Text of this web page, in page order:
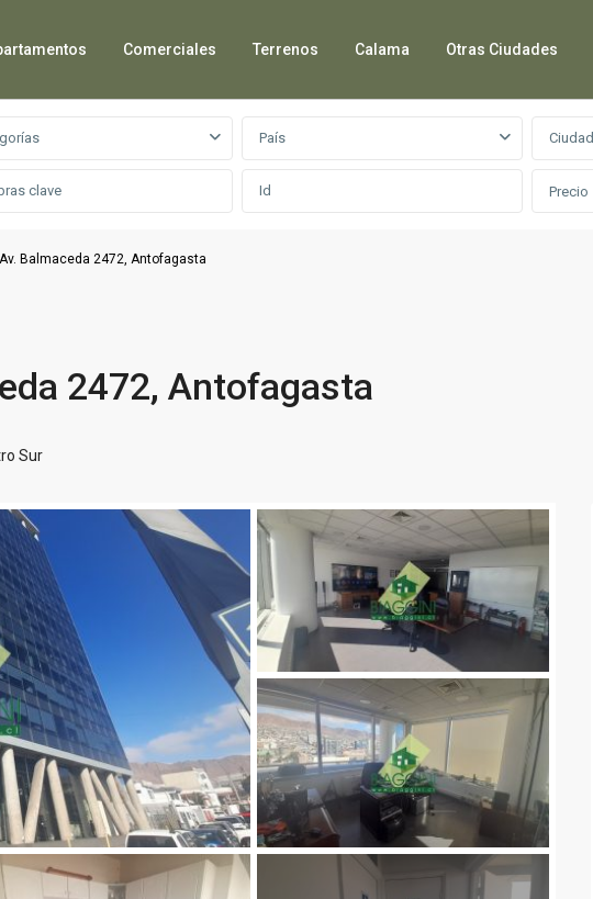
Comerciales Terrenos Calama Otras Ciudades
País Ciudad
Precio
Av. Balmaceda 2472, Antofagasta
2472, Antofagasta
Sur